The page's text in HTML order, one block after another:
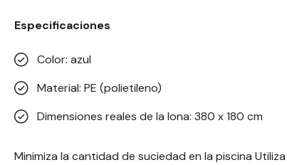
Especificaciones
Color: azul
Material: PE (polietileno)
Dimensiones reales de la lona: 380 x 180 cm
Minimiza la cantidad de suciedad en la piscina